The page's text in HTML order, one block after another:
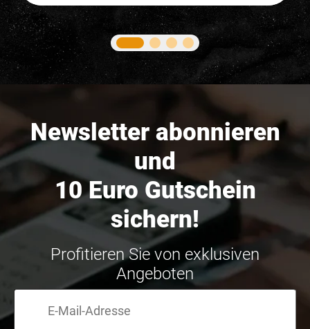
Newsletter abonnieren
und
10 Euro Gutschein
sichern!
Profitieren Sie von exklusiven
Angeboten